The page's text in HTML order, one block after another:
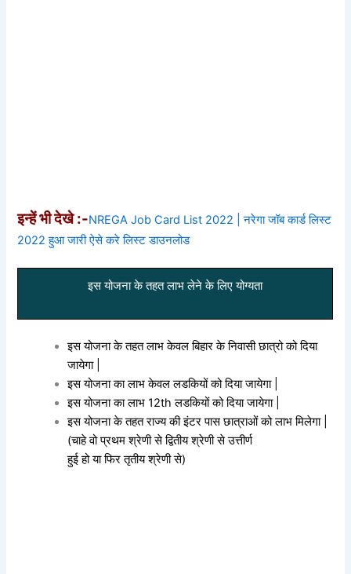
इन्हें भी देखे :-NREGA Job Card List 2022 | नरेगा जॉब कार्ड लिस्ट
2022 हुआ जारी ऐसे करे लिस्ट डाउनलोड
इस योजना के तहत लाभ लेने के लिए योग्यता
इस योजना के तहत लाभ केवल बिहार के निवासी छात्रो को दिया
जायेगा |
इस योजना का लाभ केवल लडकियों को दिया जायेगा |
इस योजना का लाभ 12th लडकियों को दिया जायेगा |
इस योजना के तहत राज्य की इंटर पास छात्राओं को लाभ मिलेगा |
(चाहे वो प्रथम श्रेणी से द्वितीय श्रेणी से उत्तीर्ण
हुई हो या फिर तृतीय श्रेणी से)